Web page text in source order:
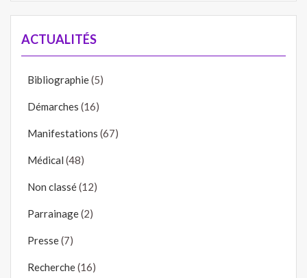
ACTUALITÉS
Bibliographie(5)
Démarches (16)
Manifestations (67)
Médical (48)
Non classé(12)
Parrainage(2)
Presse(7)
Recherche(16)